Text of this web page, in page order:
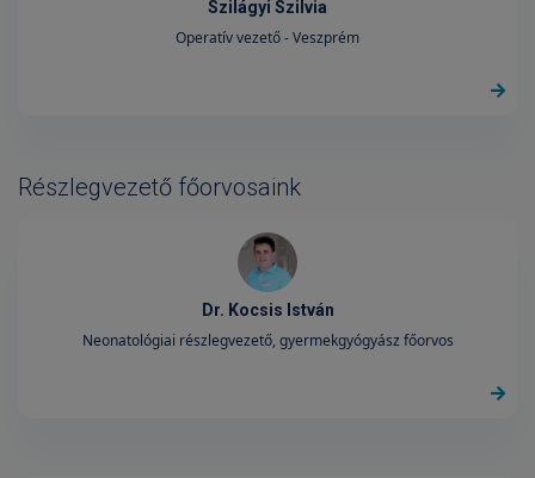
Szilágyi Szilvia
Operatív vezető - Veszprém
Részlegvezető főorvosaink
Dr. Kocsis István
Neonatológiai részlegvezető, gyermekgyógyász főorvos